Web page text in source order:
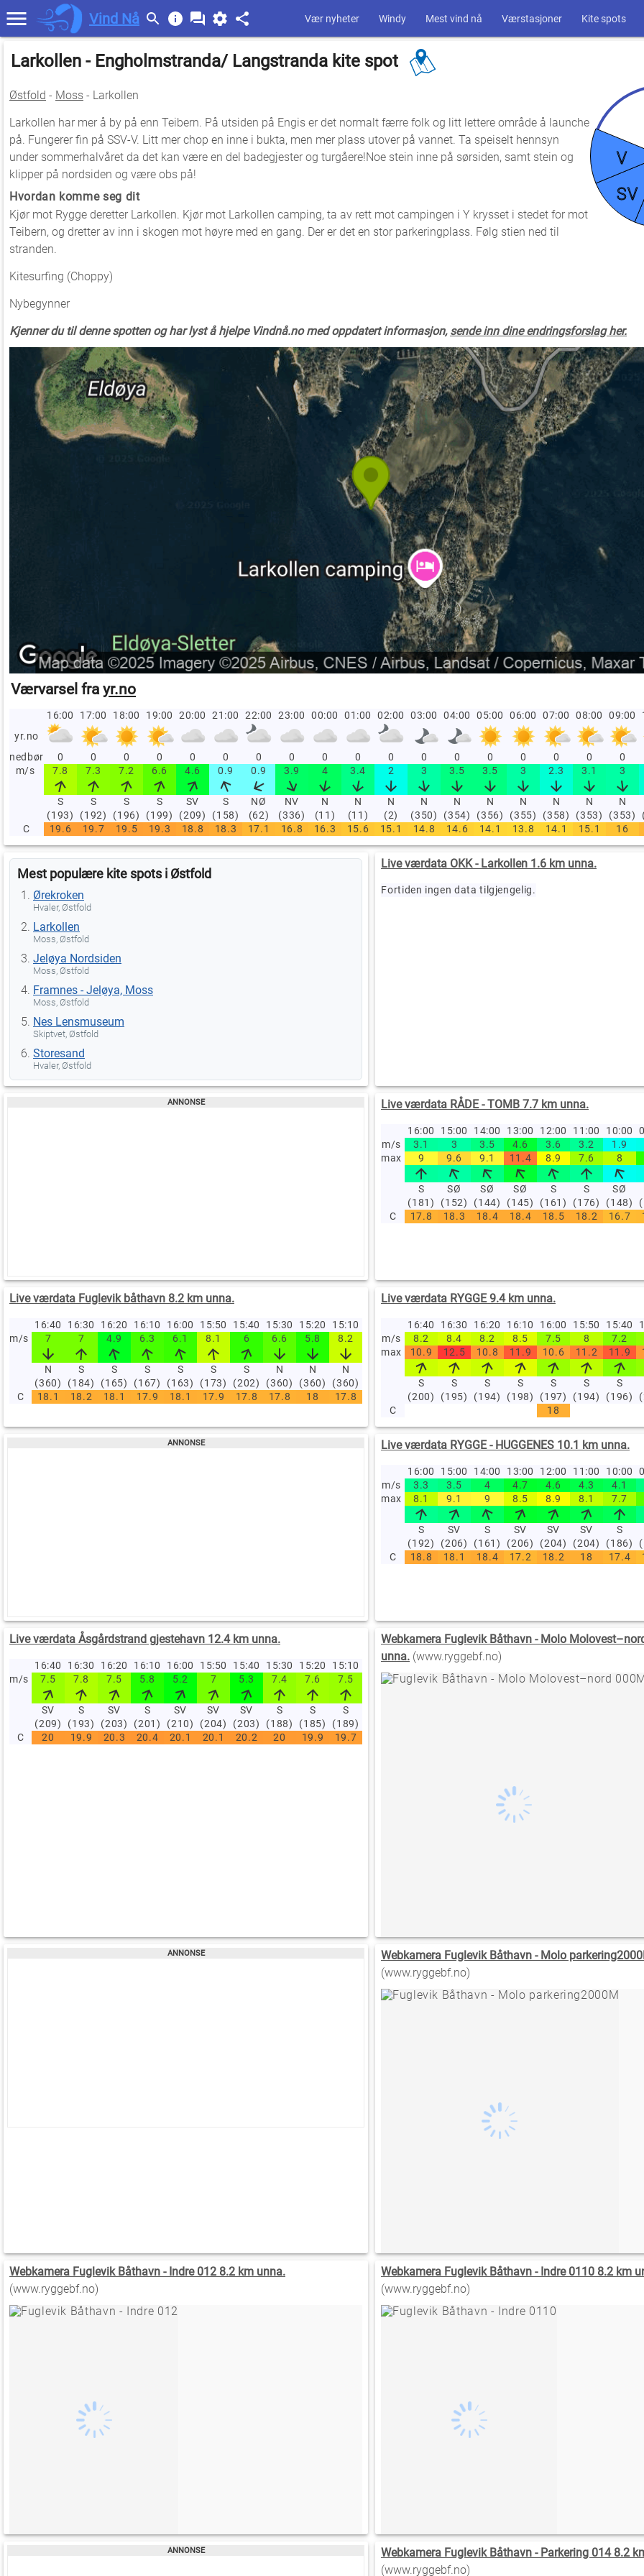
Vind Nå Vær nyheter Windy Mest vind nå Værstasjoner Kite spots
Larkollen - Engholmstranda/ Langstranda kite spot
SV
V
Østfold - Moss - Larkollen
Larkollen har mer å by på enn Teibern. På utsiden på Engis er det normalt færre folk og litt lettere område å launche
på. Fungerer fin på SSV-V. Litt mer chop en inne i bukta, men mer plass utover på vannet. Ta speiselt hennsyn
under sommerhalvåret da det kan være en del badegjester og turgåere!Noe stein inne på sørsiden, samt stein og
klipper på nordsiden og være obs på!
Hvordan komme seg dit
Kjør mot Rygge deretter Larkollen. Kjør mot Larkollen camping, ta av rett mot campingen i Y krysset i stedet for mot
Teibern, og dretter av inn i skogen mot høyre med en gang. Der er det en stor parkeringplass. Følg stien ned til
stranden.
Kitesurfing (Choppy)
Nybegynner
Kjenner du til denne spotten og har lyst å hjelpe Vindnå.no med oppdatert informasjon, sende inn dine endringsforslag her.
Værvarsel fra yr.no
16:00 17:00 18:00 19:00 20:00 21:00 22:00 23:00 00:00 01:00 02:00 03:00 04:00 05:00 06:00 07:00 08:00 09:00
yr.no
nedbør
0 0 0 0 0 0 0 0 0 0 0 0 0 0 0 0 0 0
m/s
7.8 7.3 7.2 6.6 4.6 0.9 0.9 3.9 4 3.4 2 3 3.5 3.5 3 2.3 3.1 3
S
(193)
S
(192)
S
(196)
S
(199)
SV
(209)
S
(158)
NØ
(62)
NV
(336)
N
(11)
N
(11)
N
(2)
N
(350)
N
(354)
N
(356)
N
(355)
N
(358)
N
(353)
N
(353)
C
19.6 19.7 19.5 19.3 18.8 18.3 17.1 16.8 16.3 15.6 15.1 14.8 14.6 14.1 13.8 14.1 15.1 16
Mest populære kite spots i Østfold
Ørekroken
Hvaler, Østfold
Larkollen
Moss, Østfold
Jeløya Nordsiden
Moss, Østfold
Framnes - Jeløya, Moss
Moss, Østfold
Nes Lensmuseum
Skiptvet, Østfold
Storesand
Hvaler, Østfold
Live værdata OKK - Larkollen 1.6 km unna.
Fortiden ingen data tilgjengelig.
Live værdata RÅDE - TOMB 7.7 km unna.
16:00 15:00 14:00 13:00 12:00 11:00 10:00
m/s
3.1 3 3.5 4.6 3.6 3.2 1.9
max
9 9.6 9.1 11.4 8.9 7.6 8
S
(181)
SØ
(152)
SØ
(144)
SØ
(145)
S
(161)
S
(176)
SØ
(148)
C
17.8 18.3 18.4 18.4 18.5 18.2 16.7
Live værdata Fuglevik båthavn 8.2 km unna.
16:40 16:30 16:20 16:10 16:00 15:50 15:40 15:30 15:20 15:10 14:5014:4014:3014:20 14:1014:0013:00
m/s
7 7 4.9 6.3 6.1 8.1 6 6.6 5.8 8.2 8.8 7.3 6.7 7.2 6.3 8.8 7.1 8.7
N
(360)
S
(184)
S
(165)
S
(167)
S
(163)
S
(173)
S
(202)
N
(360)
N
(360)
N
(360)
(186)
(160)
(198)
SØ
(151)
(188)
(198)
(191)
C
18.1 18.2 18.1 17.9 18.1 17.9 17.8 17.8 18 17.8 17.7 17.5 17.4 17.3 17.3 17.2 17.2
Live værdata RYGGE 9.4 km unna.
16:40 16:30 16:20 16:10 16:00 15:50 15:40
m/s
8.2 8.4 8.2 8.5 7.5 8 7.2
max
10.9 12.5 10.8 11.9 10.6 11.2 11.9
S
(200)
S
(195)
S
(194)
S
(198)
S
(197)
S
(194)
S
(196)
C
18
Live værdata RYGGE - HUGGENES 10.1 km unna.
16:00 15:00 14:00 13:00 12:00 11:00 10:00
m/s
3.3 3.5 4 4.7 4.6 4.3 4.1
max
8.1 9.1 9 8.5 8.9 8.1 7.7
S
(192)
SV
(206)
S
(161)
SV
(206)
SV
(204)
SV
(204)
S
(186)
C
18.8 18.1 18.4 17.2 18.2 18 17.4
Live værdata Åsgårdstrand gjestehavn 12.4 km unna.
16:40 16:30 16:20 16:10 16:00 15:50 15:40 15:30 15:20 15:10 15:0014:50 14:4014:30 14:20
m/s
7.5 7.8 7.5 5.8 5.2 7 5.3 7.4 7.6 7.5 8.4 5.2 5.5 4.1 4.8 4.2 8.5 6.3
SV
(209)
S
(193)
SV
(203)
S
(201)
SV
(210)
SV
(204)
SV
(203)
S
(188)
S
(185)
S
(189)
C
20 19.9 20.3 20.4 20.1 20.1 20.2 20 19.9 19.7
Webkamera Fuglevik Båthavn - Molo
unna. (www.ryggebf.no)
Webkamera Fuglevik Båthavn - Molo
(www.ryggebf.no)
Webkamera Fuglevik Båthavn - Indre 012 8.2 km unna.
(www.ryggebf.no)
Webkamera Fuglevik Båthavn - Indre 0110 8.2 km
(www.ryggebf.no)
Webkamera Fuglevik Båthavn - Parkering 014 8.2
(www.ryggebf.no)